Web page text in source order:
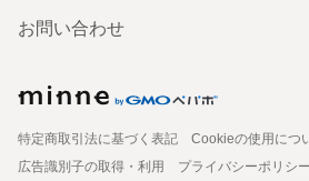
お問い合わせ
特定商取引法に基づく表記
Cookieの使用につ
広告識別子の取得・利用
プライバシーポリシー